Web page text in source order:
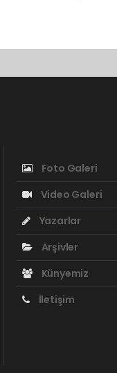
Foto Galeri
Video Galeri
Yazarlar
Arşivler
Künyemiz
İletişim